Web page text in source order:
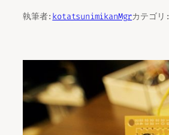
執筆者: kotatsunimikanMgrカテゴリ: